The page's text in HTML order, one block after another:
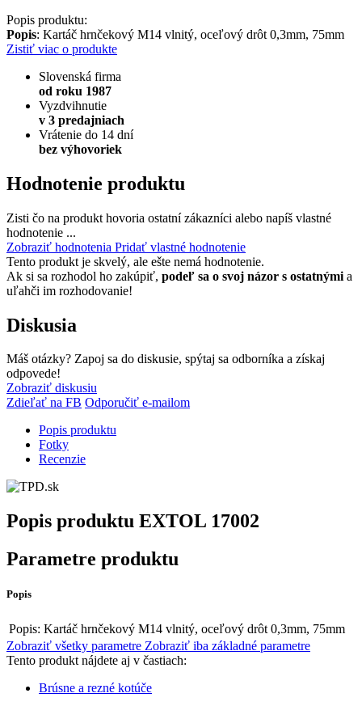
Popis produktu:
Popis: Kartáč hrnčekový M14 vlnitý, oceľový drôt 0,3mm, 75mm
Zistiť viac o produkte
Slovenská firma
od roku 1987
Vyzdvihnutie
v 3 predajniach
Vrátenie do 14 dní
bez výhovoriek
Hodnotenie produktu
Zisti čo na produkt hovoria ostatní zákazníci alebo napíš vlastné
hodnotenie ...
Zobraziť hodnotenia Pridať vlastné hodnotenie
Tento produkt je skvelý, ale ešte nemá hodnotenie.
Ak si sa rozhodol ho zakúpiť, podeľ sa o svoj názor s ostatnými a
uľahči im rozhodovanie!
Diskusia
Máš otázky? Zapoj sa do diskusie, spýtaj sa odborníka a získaj
odpovede!
Zobraziť diskusiu
Zdieľať na FB Odporučiť e-mailom
Popis produktu
Fotky
Recenzie
Popis produktu EXTOL 17002
Parametre produktu
Popis
Popis: Kartáč hrnčekový M14 vlnitý, oceľový drôt 0,3mm, 75mm
Zobraziť všetky parametre Zobraziť iba základné parametre
Tento produkt nájdete aj v častiach:
Brúsne a rezné kotúče